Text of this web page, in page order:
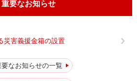
重要なお知らせ
災害義援金箱の設置
要なお知らせの一覧